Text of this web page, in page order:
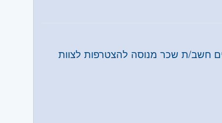
וגבעת שמואל, חולון ובת-ים, מודיעין,
חשב/ת שכר מנוסה להצטרפות לצוות